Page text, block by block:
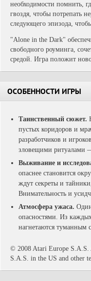
необходимости помнить,
гвоздя, чтобы потрепать
следующего эпизода,
"Alone in the Dark"
свободного роуминга,
средой. Игра положит
ОСОБЕННОСТИ ИГРЫ
Таинственный сюжет.
пустых коридоров и
разработчиков и
зловещими ритуалами
Выживание и
опаснее становится
ждут секреты и
Внимательность и
Атмосфера ужаса.
опасностями. Из
нагнетаются туманным
© 2008 Atari Europe S.A.S.
S.A.S. in the US and other